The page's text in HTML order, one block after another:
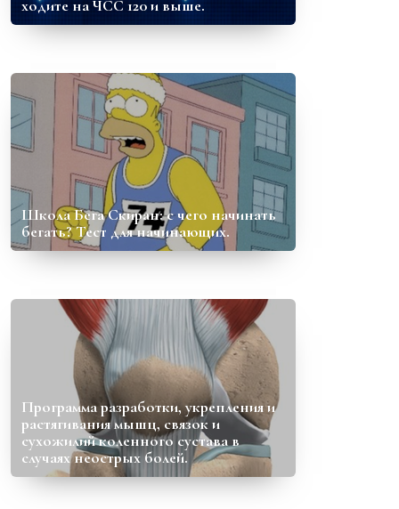
ходите на ЧСС 120 и выше.
Школа Бега Скиран: с чего начинать
бегать? Тест для начинающих.
Программа разработки, укрепления и
растягивания мышц, связок и
сухожилий коленного сустава в
случаях неострых болей.